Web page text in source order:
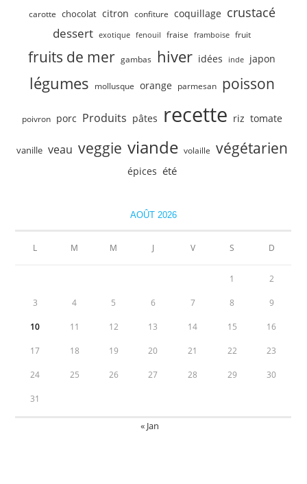
carotte chocolat citron confiture coquillage crustacé
dessert exotique fenouil fraise framboise fruit
fruits de mer gambas hiver idées inde japon
légumes mollusque orange parmesan poisson
poivron porc Produits pâtes recette riz tomate
vanille veau veggie viande volaille végétarien
épices été
AOÛT 2026
L M M J V S D
1 2
3 4 5 6 7 8 9
10 11 12 13 14 15 16
17 18 19 20 21 22 23
24 25 26 27 28 29 30
31
« Jan